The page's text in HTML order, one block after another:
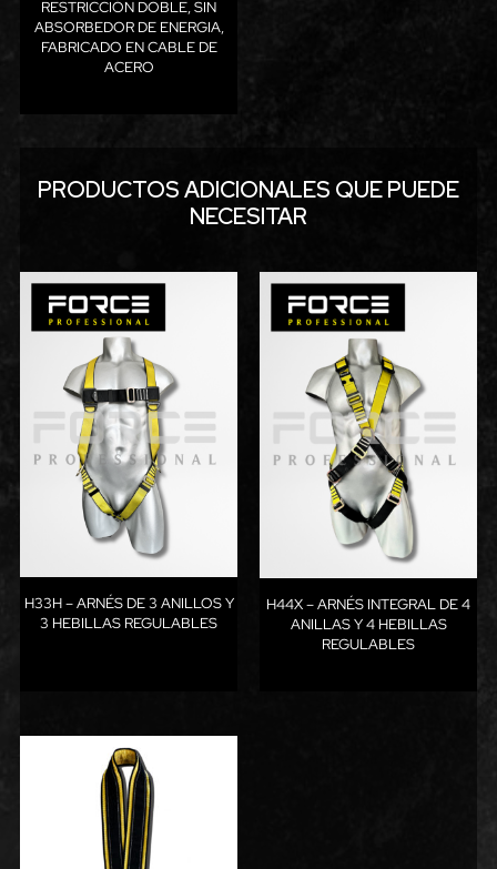
RESTRICCIÓN DOBLE, SIN
ABSORBEDOR DE ENERGIA,
FABRICADO EN CABLE DE
ACERO
PRODUCTOS ADICIONALES QUE PUEDE
NECESITAR
H33H – ARNÉS DE 3 ANILLOS Y
3 HEBILLAS REGULABLES
H44X – ARNÉS INTEGRAL DE 4
ANILLAS Y 4 HEBILLAS
REGULABLES